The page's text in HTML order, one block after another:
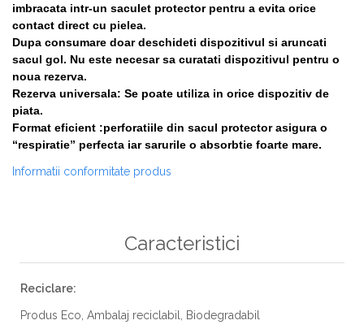
imbracata intr-un saculet protector pentru a evita orice
contact direct cu pielea.
Dupa consumare doar deschideti dispozitivul si aruncati
sacul gol. Nu este necesar sa curatati dispozitivul pentru o
noua rezerva.
Rezerva universala: Se poate utiliza in orice dispozitiv de
piata.
Format eficient :perforatiile din sacul protector asigura o
“respiratie” perfecta iar sarurile o absorbtie foarte mare.
Informatii conformitate produs
Caracteristici
Reciclare:
Produs Eco, Ambalaj reciclabil, Biodegradabil